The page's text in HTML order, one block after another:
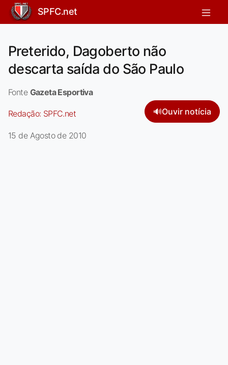
SPFC.net
Preterido, Dagoberto não
descarta saída do São Paulo
Fonte Gazeta Esportiva
Redação: SPFC.net 🔊Ouvir notícia
15 de Agosto de 2010